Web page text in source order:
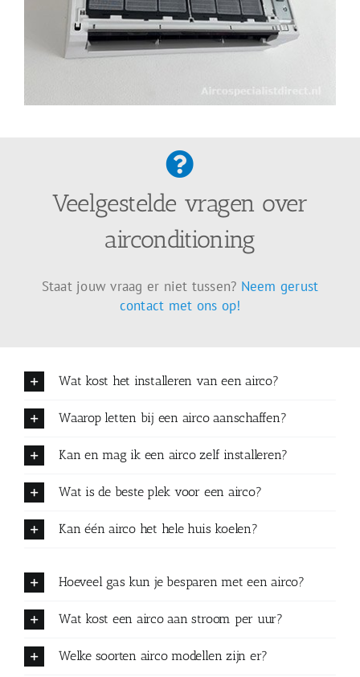
Veelgestelde vragen over
airconditioning
Staat jouw vraag er niet tussen? Neem gerust
contact met ons op!
Wat kost het installeren van een airco?
Waarop letten bij een airco aanschaffen?
Kan en mag ik een airco zelf installeren?
Wat is de beste plek voor een airco?
Kan één airco het hele huis koelen?
Hoeveel gas kun je besparen met een airco?
Wat kost een airco aan stroom per uur?
Welke soorten airco modellen zijn er?